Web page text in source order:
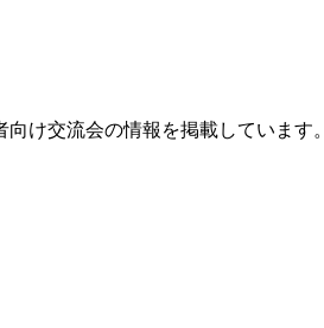
け交流会の情報を掲載しています。